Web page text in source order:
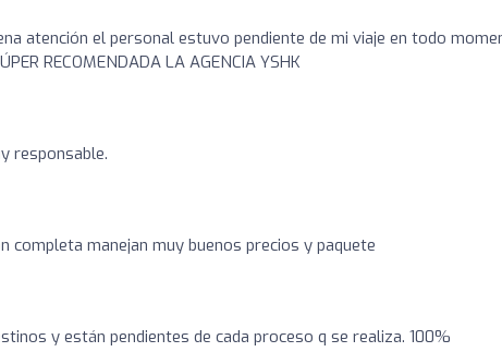
atención el personal estuvo pendiente de mi viaje en todo
RECOMENDADA LA AGENCIA YSHK
responsable.
completa manejan muy buenos precios y paquete
y están pendientes de cada proceso q se realiza. 100%